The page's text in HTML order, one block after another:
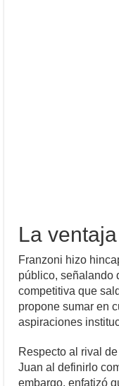
La
Franzoni hizo
público, señalando
competitiva que
propone sumar en
aspiraciones
Respecto al rival
Juan al definirlo
embargo, enfatizó